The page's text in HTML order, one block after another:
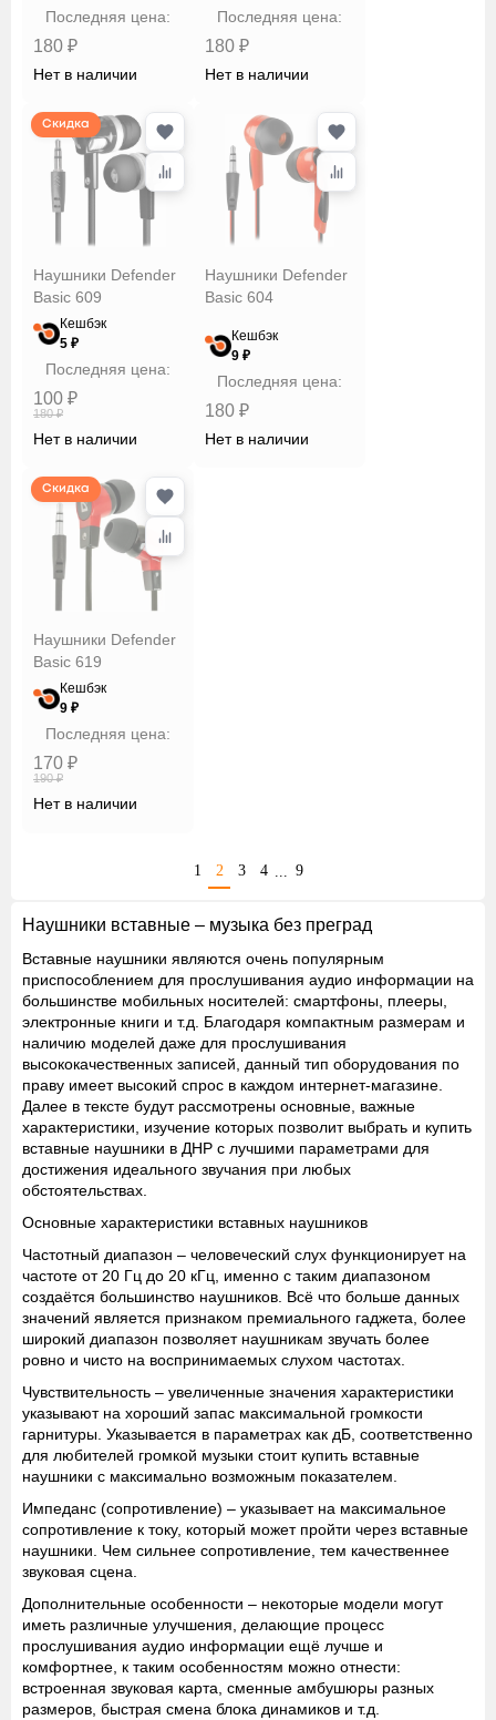
Последняя цена:
180 ₽
Нет в наличии
Последняя цена:
180 ₽
Нет в наличии
Скидка
Наушники Defender
Basic 609
Кешбэк
5 ₽
Последняя цена:
100 ₽
180 ₽
Нет в наличии
Наушники Defender
Basic 604
Кешбэк
9 ₽
Последняя цена:
180 ₽
Нет в наличии
Скидка
Наушники Defender
Basic 619
Кешбэк
9 ₽
Последняя цена:
170 ₽
190 ₽
Нет в наличии
1 2 3 4 9
Наушники вставные – музыка без преград
Вставные наушники являются очень популярным
приспособлением для прослушивания аудио информации на
большинстве мобильных носителей: смартфоны, плееры,
электронные книги и т.д. Благодаря компактным размерам и
наличию моделей даже для прослушивания
высококачественных записей, данный тип оборудования по
праву имеет высокий спрос в каждом интернет-магазине.
Далее в тексте будут рассмотрены основные, важные
характеристики, изучение которых позволит выбрать и купить
вставные наушники в ДНР с лучшими параметрами для
достижения идеального звучания при любых
обстоятельствах.
Основные характеристики вставных наушников
Частотный диапазон – человеческий слух функционирует на
частоте от 20 Гц до 20 кГц, именно с таким диапазоном
создаётся большинство наушников. Всё что больше данных
значений является признаком премиального гаджета, более
широкий диапазон позволяет наушникам звучать более
ровно и чисто на воспринимаемых слухом частотах.
Чувствительность – увеличенные значения характеристики
указывают на хороший запас максимальной громкости
гарнитуры. Указывается в параметрах как дБ, соответственно
для любителей громкой музыки стоит купить вставные
наушники с максимально возможным показателем.
Импеданс (сопротивление) – указывает на максимальное
сопротивление к току, который может пройти через вставные
наушники. Чем сильнее сопротивление, тем качественнее
звуковая сцена.
Дополнительные особенности – некоторые модели могут
иметь различные улучшения, делающие процесс
прослушивания аудио информации ещё лучше и
комфортнее, к таким особенностям можно отнести:
встроенная звуковая карта, сменные амбушюры разных
размеров, быстрая смена блока динамиков и т.д.